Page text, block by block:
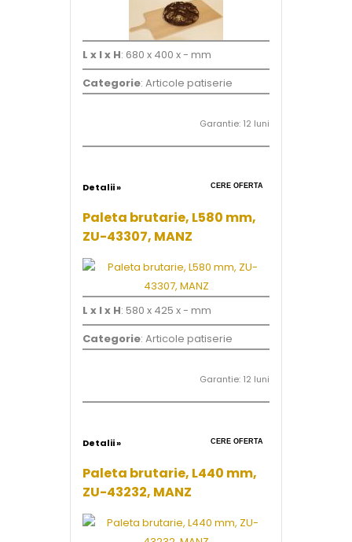
L x l x H: 680 x 400 x - mm
Categorie: Articole patiserie
Garantie: 12 luni
Detalii » CERE OFERTA
Paleta brutarie, L580 mm,
ZU-43307, MANZ
L x l x H: 580 x 425 x - mm
Categorie: Articole patiserie
Garantie: 12 luni
Detalii » CERE OFERTA
Paleta brutarie, L440 mm,
ZU-43232, MANZ